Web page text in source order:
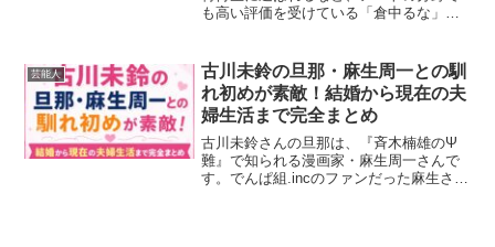
も高い評価を受けている「倉中るな」さ
回るのか！？徹底調査しました。
芸能人
古川未鈴の旦那・麻生周一との馴
れ初めが素敵！結婚から現在の夫
婦生活まで完全まとめ
古川未鈴さんの旦那は、『斉木楠雄のΨ
難』で知られる漫画家・麻生周一さんで
す。でんぱ組.incのファンだった麻生さん